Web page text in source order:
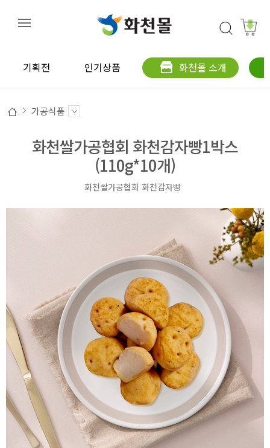
기획전 인기상품 화천몰 소개
가공식품
화천쌀가공협회 화천감자빵1박스
(110g*10개)
화천쌀가공협회 화천감자빵